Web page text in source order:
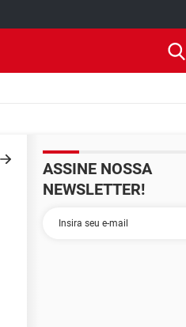
ASSINE NOSSA
NEWSLETTER!